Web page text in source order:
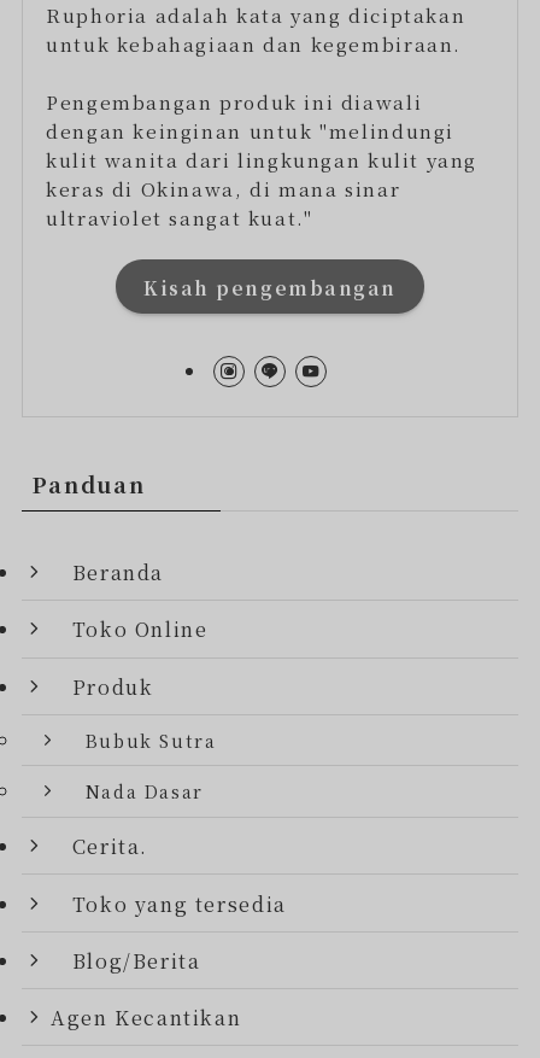
Ruphoria adalah kata yang diciptakan
untuk kebahagiaan dan kegembiraan.
Pengembangan produk ini diawali
dengan keinginan untuk "melindungi
kulit wanita dari lingkungan kulit yang
keras di Okinawa, di mana sinar
ultraviolet sangat kuat."
Kisah pengembangan
Panduan
Beranda
Toko Online
Produk
Bubuk Sutra
Nada Dasar
Cerita.
Toko yang tersedia
Blog/Berita
Agen Kecantikan